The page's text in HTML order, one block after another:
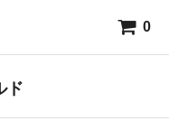
0
ド